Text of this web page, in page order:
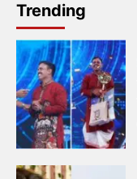
Trending